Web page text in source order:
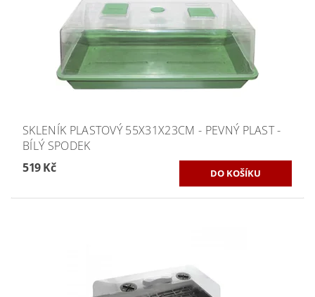
SKLENÍK PLASTOVÝ 55X31X23CM - PEVNÝ PLAST -
BÍLÝ SPODEK
519 Kč